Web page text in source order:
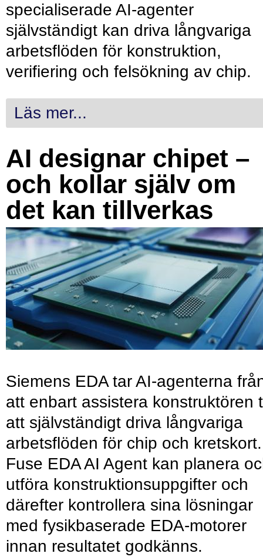
specialiserade AI-agenter
självständigt kan driva långvariga
arbetsflöden för konstruktion,
verifiering och felsökning av chip.
Läs mer...
AI designar chipet –
och kollar själv om
det kan tillverkas
Siemens EDA tar AI-agenterna
att enbart assistera konstruktören
att självständigt driva långvariga
arbetsflöden för chip och kretskort.
Fuse EDA AI Agent kan planera
utföra konstruktionsuppgifter och
därefter kontrollera sina lösningar
med fysikbaserade EDA-motorer
innan resultatet godkänns.